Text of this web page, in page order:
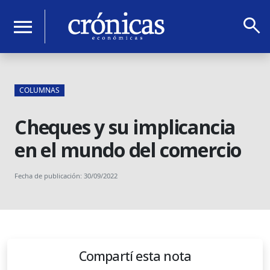
menu search
COLUMNAS
Cheques y su implicancia
en el mundo del comercio
Fecha de publicación: 30/09/2022
Compartí esta nota